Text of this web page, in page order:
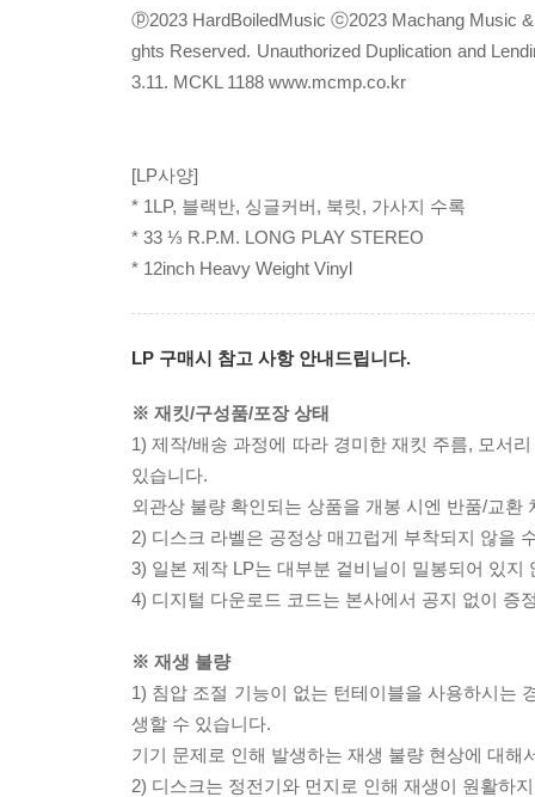
ⓟ2023 HardBoiledMusic ⓒ2023 Machang Music
ghts Reserved. Unauthorized Duplication and
3.11. MCKL 1188 www.mcmp.co.kr
[LP사양]
* 1LP, 블랙반, 싱글커버, 북릿, 가사지 수록
* 33 ⅓ R.P.M. LONG PLAY STEREO
* 12inch Heavy Weight Vinyl
LP 구매시 참고 사항 안내드립니다.
※ 재킷/구성품/포장 상태
1) 제작/배송 과정에 따라 경미한 재킷 주름, 모서
있습니다.
외관상 불량 확인되는 상품을 개봉 시엔 반품/교환
2) 디스크 라벨은 공정상 매끄럽게 부착되지 않을
3) 일본 제작 LP는 대부분 겉비닐이 밀봉되어 있지
4) 디지털 다운로드 코드는 본사에서 공지 없이 증
※ 재생 불량
1) 침압 조절 기능이 없는 턴테이블을 사용하시는
생할 수 있습니다.
기기 문제로 인해 발생하는 재생 불량 현상에 대
2) 디스크는 정전기와 먼지로 인해 재생이 원활하